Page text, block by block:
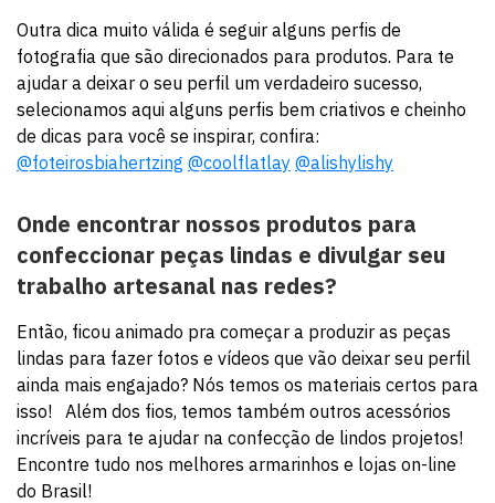
Outra dica muito válida é seguir alguns perfis de
fotografia que são direcionados para produtos. Para te
ajudar a deixar o seu perfil um verdadeiro sucesso,
selecionamos aqui alguns perfis bem criativos e cheinho
de dicas para você se inspirar, confira:
@foteirosbiahertzing @coolflatlay @alishylishy
Onde encontrar nossos produtos para
confeccionar peças lindas e divulgar seu
trabalho artesanal nas redes?
Então, ficou animado pra começar a produzir as peças
lindas para fazer fotos e vídeos que vão deixar seu perfil
ainda mais engajado? Nós temos os materiais certos para
isso! Além dos fios, temos também outros acessórios
incríveis para te ajudar na confecção de lindos projetos!
Encontre tudo nos melhores armarinhos e lojas on-line
do Brasil!